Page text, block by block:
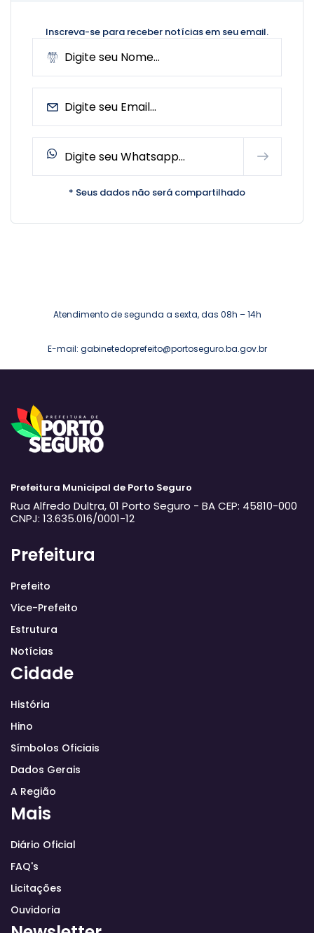
Inscreva-se para receber notíciasem seu email.
* Seus dados não será compartilhado
Atendimento de segunda a sexta, das 08h – 14h
E-mail: gabinetedoprefeito@portoseguro.ba.gov.br
Prefeitura Municipal de Porto Seguro
Rua Alfredo Dultra, 01 Porto Seguro - BACEP: 45810-000
CNPJ: 13.635.016/0001-12
Prefeitura
Prefeito
Vice-Prefeito
Estrutura
Notícias
Cidade
História
Hino
Símbolos Oficiais
Dados Gerais
A Região
Mais
Diário Oficial
FAQ's
Licitações
Ouvidoria